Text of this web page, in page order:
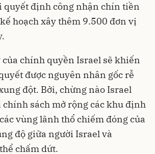
quyết định công nhận chín tiền
hoạch xây thêm 9.500 đơn vị
chính quyền Israel sẽ khiến
được nguyên nhân gốc rễ
đột. Bởi, chừng nào Israel
sách mở rộng các khu định
vùng lãnh thổ chiếm đóng của
độ giữa người Israel và
chấm dứt.